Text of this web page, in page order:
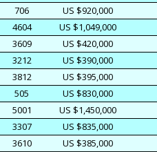
706
US $920,000
4604
US $1,049,000
3609
US $420,000
3212
US $390,000
3812
US $395,000
505
US $830,000
5001
US $1,450,000
3307
US $835,000
3610
US $385,000